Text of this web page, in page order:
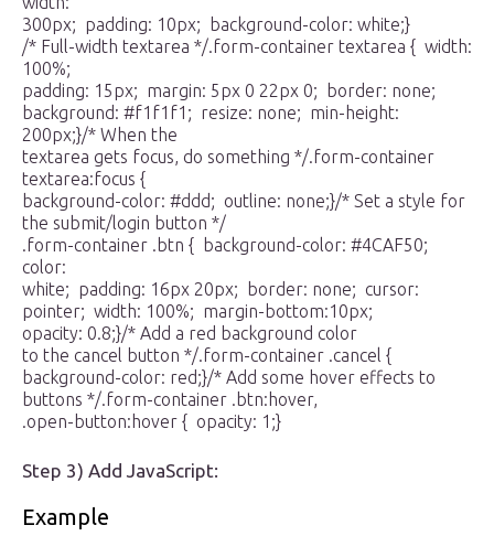
300px; padding: 10px; background-color: white;}
/* Full-width textarea */.form-container textarea { width:
100%;
padding: 15px; margin: 5px 0 22px 0; border: none;
background: #f1f1f1; resize: none; min-height:
200px;}/* When the
textarea gets focus, do something */.form-container
textarea:focus {
background-color: #ddd; outline: none;}/* Set a style for
the submit/login button */
.form-container .btn { background-color: #4CAF50;
color:
white; padding: 16px 20px; border: none; cursor:
pointer; width: 100%; margin-bottom:10px;
opacity: 0.8;}/* Add a red background color
to the cancel button */.form-container .cancel {
background-color: red;}/* Add some hover effects to
buttons */.form-container .btn:hover,
.open-button:hover { opacity: 1;}
Step 3) Add JavaScript:
Example